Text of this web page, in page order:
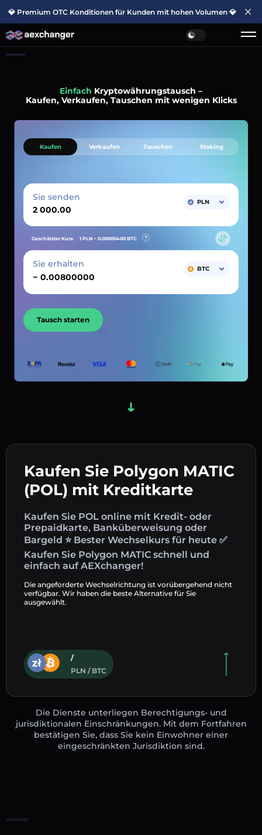
💎 Premium OTC Konditionen für Kunden mit hohen Volumen 💎
Startseite
Einfach Kryptowährungstausch –
Kaufen, Verkaufen, Tauschen mit wenigen Klicks
Kaufen Sie Polygon MATIC
(POL) mit Kreditkarte
Kaufen Sie POL online mit Kredit- oder
Prepaidkarte, Banküberweisung oder
Bargeld ⭐ Bester Wechselkurs für heute ✅
Kaufen Sie Polygon MATIC schnell und
einfach auf AEXchanger!
Die angeforderte Wechselrichtung ist vorübergehend nicht
verfügbar. Wir haben die beste Alternative für Sie
ausgewählt.
/
PLN / BTC
Kaufen Verkaufen Tauschen Staking
Sie senden PLN
Geschätzter Kurs: 1 PLN ~ 0.00000400 BTC
Sie erhalten
~
BTC
Tausch starten
Die Dienste unterliegen Berechtigungs- und
jurisdiktionalen Einschränkungen. Mit dem Fortfahren
bestätigen Sie, dass Sie kein Einwohner einer
eingeschränkten Jurisdiktion sind.
Startseite